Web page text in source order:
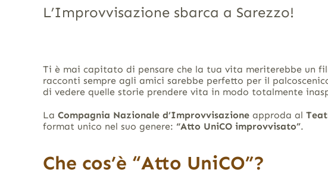
L’Improvvisazione sbarca a Sarezzo!
Ti è mai capitato di pensare che la tua vita meriterebbe un
racconti sempre agli amici sarebbe perfetto per il
di vedere quelle storie prendere vita in modo totalmente
La Compagnia Nazionale d’Improvvisazioneapproda al
format unico nel suo genere: “Atto UniCO improvvisato”.
Che cos’è “Atto UniCO”?